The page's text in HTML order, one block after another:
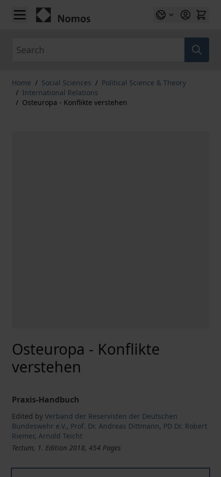
Skip to Content
Home / Social Sciences / Political Science & Theory
/ International Relations
/ Osteuropa - Konflikte verstehen
Osteuropa - Konflikte
verstehen
Praxis-Handbuch
Edited by Verband der Reservisten der Deutschen
Bundeswehr e.V., Prof. Dr. Andreas Dittmann, PD Dr. Robert
Riemer, Arnold Teicht
Tectum, 1. Edition 2018, 454 Pages